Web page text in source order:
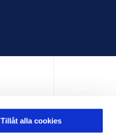
Tillåt alla cookies